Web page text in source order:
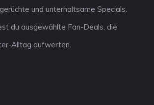
und unterhaltsame Specials.
du ausgewählte Fan-Deals, die
Alltag aufwerten.